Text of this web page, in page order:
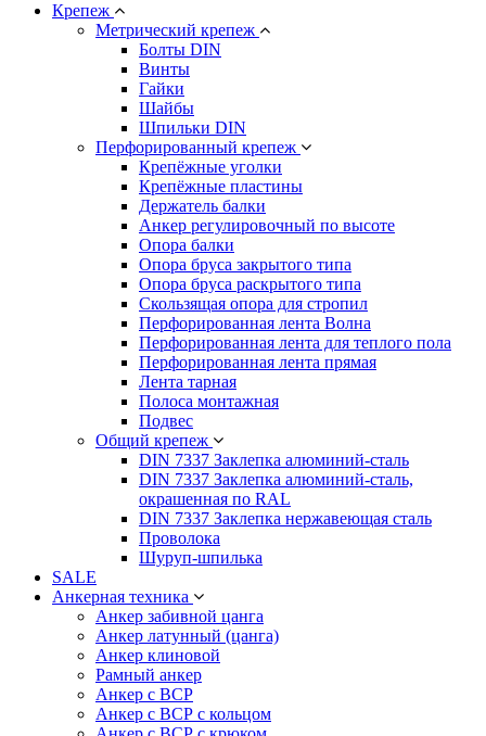
Крепеж
Метрический крепеж
Болты DIN
Винты
Гайки
Шайбы
Шпильки DIN
Перфорированный крепеж
Крепёжные уголки
Крепёжные пластины
Держатель балки
Анкер регулировочный по высоте
Опора балки
Опора бруса закрытого типа
Опора бруса раскрытого типа
Скользящая опора для стропил
Перфорированная лента Волна
Перфорированная лента для теплого пола
Перфорированная лента прямая
Лента тарная
Полоса монтажная
Подвес
Общий крепеж
DIN 7337 Заклепка алюминий-сталь
DIN 7337 Заклепка алюминий-сталь,
окрашенная по RAL
DIN 7337 Заклепка нержавеющая сталь
Проволока
Шуруп-шпилька
SALE
Анкерная техника
Анкер забивной цанга
Анкер латунный (цанга)
Анкер клиновой
Рамный анкер
Анкер с ВСР
Анкер с ВСР с кольцом